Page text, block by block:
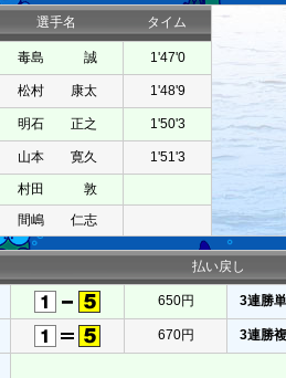
選手名 タイム
毒島 誠 1'47'0
松村 康太 1'48'9
明石 正之 1'50'3
山本 寛久 1'51'3
村田 敦
間嶋 仁志
払い戻し
650円 3連勝
670円 3連勝